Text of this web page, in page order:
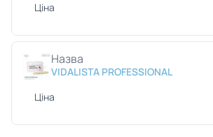
Ціна
Назва
VIDALISTA PROFESSIONAL
Ціна